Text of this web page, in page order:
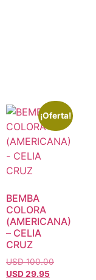
¡Oferta!
BEMBA
COLORA
(AMERICANA)
– CELIA
CRUZ
USD 100.00
USD 29.95